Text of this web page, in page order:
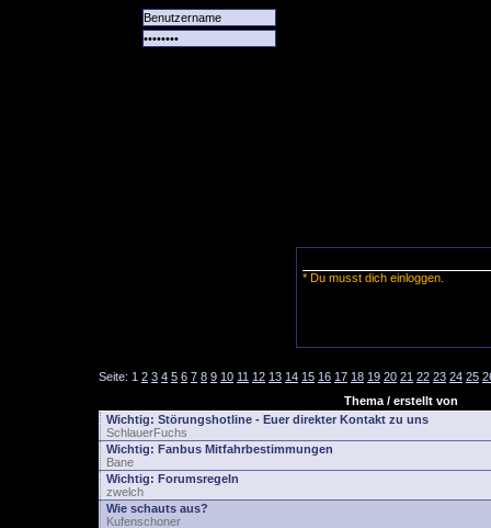
* Du musst dich einloggen.
Seite: 1 2 3 4 5 6 7 8 9 10 11 12 13 14 15 16 17 18 19 20 21 22 23 24 25
Thema / erstellt von
Wichtig: Störungshotline - Euer direkter Kontakt zu uns
SchlauerFuchs
Wichtig: Fanbus Mitfahrbestimmungen
Bane
Wichtig: Forumsregeln
zwelch
Wie schauts aus?
Kufenschoner